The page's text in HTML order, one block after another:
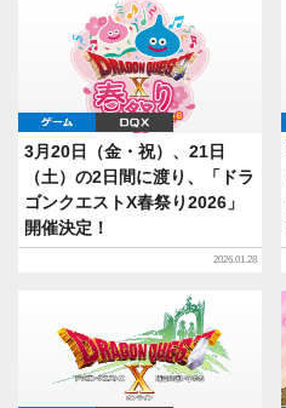
ゲーム DQX
3月20日（金・祝）、21日
（土）の2日間に渡り、「ドラ
ゴンクエストX春祭り2026」
開催決定！
2026.01.28